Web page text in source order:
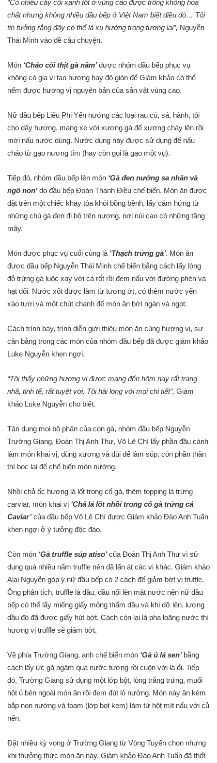
“Có nhiều cây cối xanh tốt ở vùng cao được trồng không hóa
chất nhưng không nhiều đầu bếp ở Việt Nam biết điều đó… Tôi
tin tưởng rằng đây có thể là xu hướng trong tương lai”, Nguyễn
Thái Minh vào đề câu chuyện.
Món ‘Cháo cối thịt gà nấm’được nhóm đầu bếp phục vụ
không có gia vị tạo hương hay độ giòn để Giám khảo có thể
nếm được hương vị nguyên bản của sản vật vùng cao.
Nữ đầu bếp Liêu Phi Yến nướng các loại rau củ, sả, hành, tỏi
cho dậy hương, mang xe với xương gà để xương cháy lên rồi
mới nấu nước dùng. Nước dùng này được sử dụng để nấu
cháo từ gạo nương tím (hay còn gọi là gạo một vụ).
Tiếp đó, nhóm đầu bếp lên món ‘Gà đen nướng sa nhân và
ngô non’do đầu bếp Đoàn Thanh Điều chế biến. Món ăn được
đặt trên một chiếc khay tỏa khói bồng bềnh, lấy cảm hứng từ
những chú gà đen đi bộ trên nương, nơi núi cao có những tầng
mây.
Món được phục vụ cuối cùng là ‘Thạch trứng gà’. Món ăn
được đầu bếp Nguyễn Thái Minh chế biến bằng cách lấy lòng
đỏ trứng gà luộc xay với cà rốt rồi đem nấu với đường phèn và
hạt dổi. Nước xốt được làm từ tương ớt, có thêm nước yến
xào tươi và một chút chanh để món ăn bớt ngán và ngọt.
Cách trình bày, trình diễn giới thiệu món ăn cùng hương vị, sự
cân bằng trong các món của nhóm đầu bếp đã được giám khảo
Luke Nguyễn khen ngợi.
“Tôi thấy những hương vị được mang đến hôm nay rất trang
nhã, tinh tế, rất tuyệt vời. Tôi hài lòng với mọi chi tiết”, Giám
khảo Luke Nguyễn cho biết.
Tận dụng mọi bộ phận của con gà, nhóm đầu bếp Nguyễn
Trường Giang, Đoàn Thị Anh Thư, Võ Lê Chí lấy phần đầu cánh
làm món khai vị, dùng xương và đùi để làm súp, còn phần thăn
thì bọc lại để chế biến món nướng.
Nhồi chả ốc hương lá lốt trong cổ gà, thêm topping là trứng
carviar, món khai vị ‘Chả lá lốt nhồi trong cổ gà trứng cá
Caviar’của đầu bếp Võ Lê Chí được Giám khảo Đào Anh Tuấn
khen ngợi ở ý tưởng độc đáo.
Còn món ‘Gà truffle súp atiso’của Đoàn Thị Anh Thư vì sử
dụng quá nhiều nấm truffle nên đã lấn át các vị khác. Giám khảo
Alai Nguyễn góp ý nữ đầu bếp có 2 cách để giảm bớt vị truffle.
Ông phân tích, truffle là dầu, dầu nổi lên mặt nước nên nữ đầu
bếp có thể lấy miếng giấy mỏng thấm dầu và khi dỡ lên, lượng
dầu đó đã được giấy hút bớt. Cách còn lại là pha loãng nước thì
hương vị truffle sẽ giảm bớt.
Về phía Trường Giang, anh chế biến món ‘Gà ủ lá sen’ bằng
cách lấy ức gà ngâm qua nước tương rồi cuộn với lá ổi. Tiếp
đó, Trường Giang sử dụng một lớp bột, lòng trắng trứng, muối
hột ủ bên ngoài món ăn rồi đem đút lò nướng. Món này ăn kèm
bắp non nướng và foam (lớp bọt kem) làm từ hột mít nấu với củ
nến.
Đặt nhiều kỳ vọng ở Trường Giang từ Vòng Tuyển chọn nhưng
khi thưởng thức món ăn này, Giám khảo Đào Anh Tuấn đã thốt